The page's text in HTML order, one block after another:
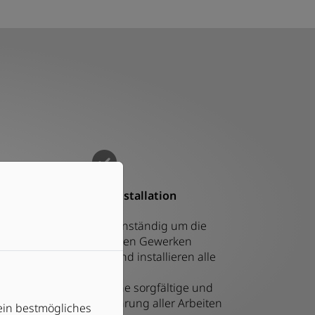
Professionelle Installation
Wir kümmern uns eigenständig um die
Koordination mit anderen Gewerken
Wir bestellen, liefern und installieren alle
Sie können sich auf eine sorgfältige und
termingerechte Ausführung aller Arbeiten
bestmögliches